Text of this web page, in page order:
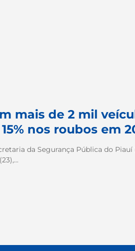
mais de 2 mil
nos roubos em
da Segurança Pública do